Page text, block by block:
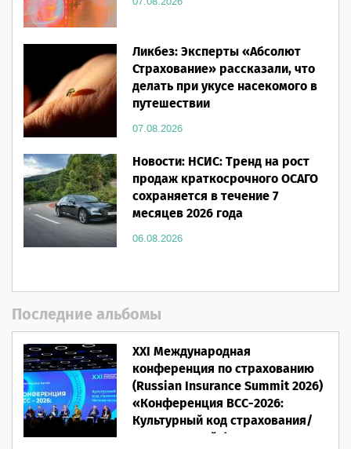
Ликбез: Эксперты «Абсолют
Страхование» рассказали, что
делать при укусе насекомого в
путешествии
07.08.2026
Новости: НСИС: Тренд на рост
продаж краткосрочного ОСАГО
сохраняется в течение 7
месяцев 2026 года
06.08.2026
Последние альбомы
XXI Международная
конференция по страхованию
(Russian Insurance Summit 2026)
«Конференция ВСС-2026:
Культурный код страхования/
Человеческий фактор»